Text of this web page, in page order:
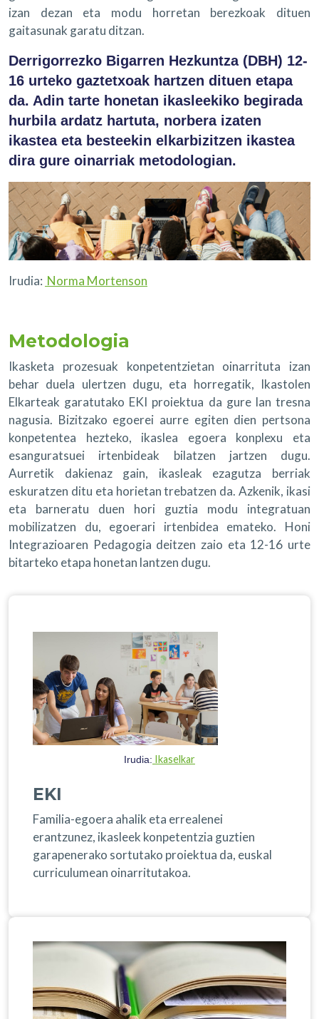
izan dezan eta modu horretan berezkoak dituen
gaitasunak garatu ditzan.
Derrigorrezko Bigarren Hezkuntza (DBH) 12-
16 urteko gaztetxoak hartzen dituen etapa
da. Adin tarte honetan ikasleekiko begirada
hurbila ardatz hartuta, norbera izaten
ikastea eta besteekin elkarbizitzen ikastea
dira gure oinarriak metodologian.
Irudia: Norma Mortenson
Metodologia
Ikasketa prozesuak konpetentzietan oinarrituta izan
behar duela ulertzen dugu, eta horregatik, Ikastolen
Elkarteak garatutako EKI proiektua da gure lan tresna
nagusia. Bizitzako egoerei aurre egiten dien pertsona
konpetentea hezteko, ikaslea egoera konplexu eta
esanguratsuei irtenbideak bilatzen jartzen dugu.
Aurretik dakienaz gain, ikasleak ezagutza berriak
eskuratzen ditu eta horietan trebatzen da. Azkenik, ikasi
eta barneratu duen hori guztia modu integratuan
mobilizatzen du, egoerari irtenbidea emateko. Honi
Integrazioaren Pedagogia deitzen zaio eta 12-16 urte
bitarteko etapa honetan lantzen dugu.
Irudia: Ikaselkar
EKI
Familia-egoera ahalik eta errealenei
erantzunez, ikasleek konpetentzia guztien
garapenerako sortutako proiektua da, euskal
curriculumean oinarritutakoa.